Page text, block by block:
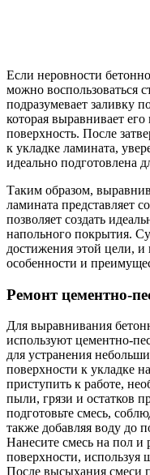
Если неровности
можно воспользоваться
подразумевает заливку
которая выравнивает
поверхность. После
к укладке ламината,
идеально подготовлена
Таким образом,
ламината представляет
позволяет создать
напольного покрытия.
достижения этой цели,
особенности и
Ремонт цементно-
Для выравнивания
используют цементно-
для устранения
поверхности к укладке
приступить к работе,
пыли, грязи и остатков
подготовьте смесь,
также добавляя воду до
Нанесите смесь на пол и
поверхности, используя
После высыхания смеси